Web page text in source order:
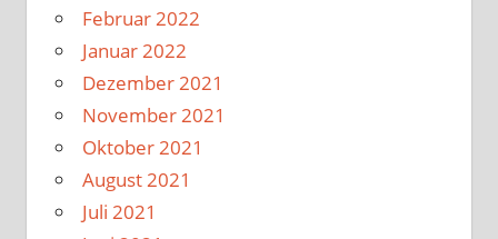
Februar 2022
Januar 2022
Dezember 2021
November 2021
Oktober 2021
August 2021
Juli 2021